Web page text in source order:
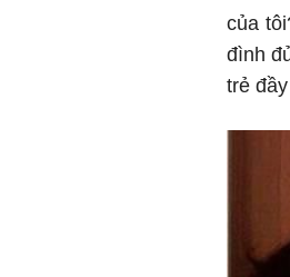
của
đình
trẻ